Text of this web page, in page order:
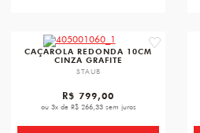
favorite
CAÇAROLA REDONDA 10CM
CINZA GRAFITE
STAUB
R$ 799,00
ou 3x de R$ 266,33 sem juros